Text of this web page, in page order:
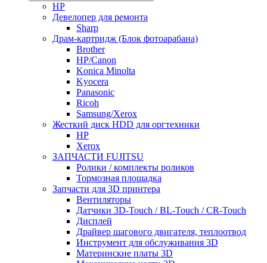
HP
Девелопер для ремонта
Sharp
Драм-картридж (Блок фотоарабана)
Brother
HP/Canon
Konica Minolta
Kyocera
Panasonic
Ricoh
Samsung/Xerox
Жесткий диск HDD для оргтехники
HP
Xerox
ЗАПЧАСТИ FUJITSU
Ролики / комплекты роликов
Тормозная площадка
Запчасти для 3D принтера
Вентиляторы
Датчики 3D-Touch / BL-Touch / CR-Touch
Дисплей
Драйвер шагового двигателя, теплоотвод
Инструмент для обслуживания 3D
Материнские платы 3D